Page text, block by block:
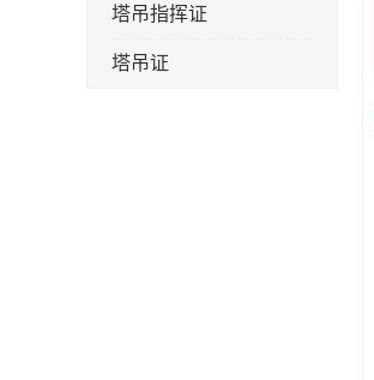
塔吊指挥证
塔吊证